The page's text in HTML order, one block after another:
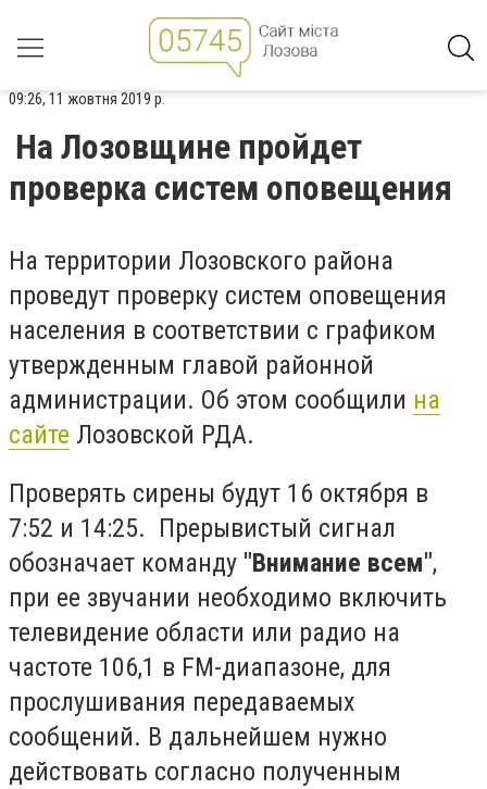
09:26, 11 жовтня 2019 р.
На Лозовщине пройдет
проверка систем оповещения
На территории Лозовского района
проведут проверку систем оповещения
населения в соответствии с графиком
утвержденным главой районной
администрации. Об этом сообщили на
сайте Лозовской РДА.
Проверять сирены будут 16 октября в
7:52 и 14:25. Прерывистый сигнал
обозначает команду "Внимание всем",
при ее звучании необходимо включить
телевидение области или радио на
частоте 106,1 в FM-диапазоне, для
прослушивания передаваемых
сообщений. В дальнейшем нужно
действовать согласно полученным